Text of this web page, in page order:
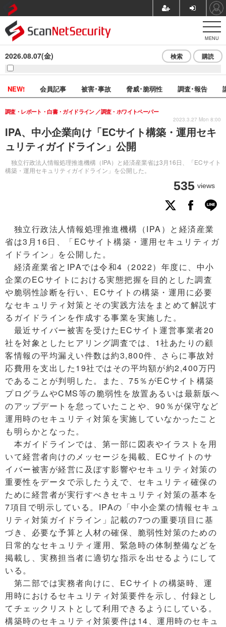
MENU
2026.08.07(金) 検索 購読
NEW! 会員記事 被害･事故 脅威･脆弱性 調査･報告
IPA、中小企業向け「ECサイト構築・運用セキ
ュリティガイドライン」公開
独立行政法人情報処理推進機構（IPA）と経済産業省は3月16日、「ECサイト
構築・運用セキュリティガイドライン」を公開した。
調査・レポート・白書・ガイドライン 調査・ホワイトペーパー
535 views
2023.3.27 Mon 8:00
独立行政法人情報処理推進機構（IPA）と経済産業
省は3月16日、「ECサイト構築・運用セキュリティガ
イドライン」を公開した。
経済産業省とIPAでは令和4（2022）年度に、中小
企業のECサイトにおける実態把握を目的とした調査
や脆弱性診断を行い、ECサイトの構築・運用に必要
なセキュリティ対策とその実践方法をまとめて解説す
るガイドラインを作成する事業を実施した。
最近サイバー被害を受けたECサイト運営事業者20
社を対象としたヒアリング調査では、1社あたりの顧
客情報の平均漏えい件数は約3,800件、さらに事故対
応費用を支出した19社ではその平均額が約2,400万円
であることが判明した。また、75％がECサイト構築
プログラムやCMS等の脆弱性を放置あるいは最新版へ
のアップデートを怠っていたことや、90％が保守など
運用時のセキュリティ対策を実施していなかったこと
も明らかとなった。
本ガイドラインでは、第一部に図表やイラストを用
いて経営者向けのメッセージを掲載、ECサイトのサ
イバー被害が経営に及ぼす影響やセキュリティ対策の
重要性をデータで示したうえで、セキュリティ確保の
ために経営者が実行すべきセキュリティ対策の基本を
7項目で明示している。IPAの「中小企業の情報セキュ
リティ対策ガイドライン」記載の7つの重要項目に基
づき、必要な予算と人材の確保、脆弱性対策のための
日常的なセキュリティ運用、緊急時の体制整備などを
掲載し、実務担当者に適切な指示を出せるようにして
いる。
第二部では実務者向けに、ECサイトの構築時、運
用時におけるセキュリティ対策要件を示し、付録とし
てチェックリストとして利用できるようにしている。
構築時のセキュリティ対策要件は14、運用時のセキュ